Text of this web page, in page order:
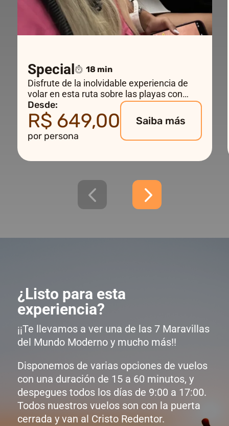
Special 18 min
Disfrute de la inolvidable experiencia de
volar en esta ruta sobre las playas con
sensacionales vistas hasta el mayor
monumento de Rio de Janeiro – el Cristo
Redentor.
Desde:
R$ 649,00
por persona
Saiba más
¿Listo para esta
experiencia?
¡¡Te llevamos a ver una de las 7 Maravillas
del Mundo Moderno y mucho más!!
Disponemos de varias opciones de vuelos
con una duración de 15 a 60 minutos, y
despegues todos los días de 9:00 a 17:00.
Todos nuestros vuelos son con la puerta
cerrada y van al Cristo Redentor.